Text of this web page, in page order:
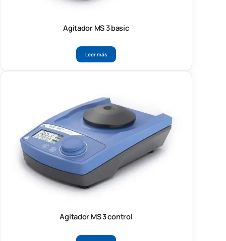
Agitador MS 3 basic
Leer más
Agitador MS 3 control